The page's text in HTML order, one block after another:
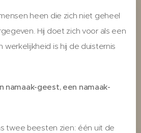
heen die zich niet geheel
Hij doet zich voor als een
werkelijkheid is hij de duisternis
namaak-geest, een namaak-
twee beesten zien: één uit de